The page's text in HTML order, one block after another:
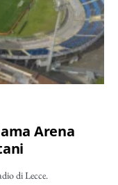
Arena
di Lecce.